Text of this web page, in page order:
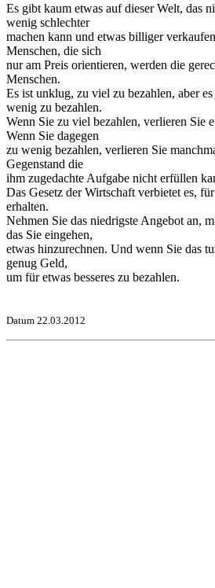
Es gibt kaum etwas auf dieser Welt, das
wenig schlechter
machen kann und etwas billiger
Menschen, die sich
nur am Preis orientieren, werden die
Menschen.
Es ist unklug, zu viel zu bezahlen, aber
wenig zu bezahlen.
Wenn Sie zu viel bezahlen, verlieren Sie
Wenn Sie dagegen
zu wenig bezahlen, verlieren Sie
Gegenstand die
ihm zugedachte Aufgabe nicht erfüllen
Das Gesetz der Wirtschaft verbietet es,
erhalten.
Nehmen Sie das niedrigste Angebot an,
das Sie eingehen,
etwas hinzurechnen. Und wenn Sie das
genug Geld,
um für etwas besseres zu bezahlen.
Datum 22.03.2012